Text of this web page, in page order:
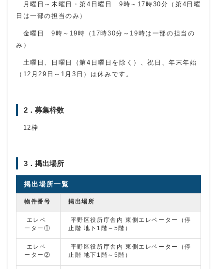
月曜日～木曜日・第4日曜日 9時～17時30分（第4日曜
日は一部の担当のみ）
金曜日 9時～19時（17時30分～19時は一部の担当の
み）
土曜日、日曜日（第4日曜日を除く）、祝日、年末年始
（12月29日～1月3日）は休みです。
2．募集枠数
12枠
3．掲出場所
掲出場所一覧
物件番号 掲出場所
エレベ
ーター①
平野区役所庁舎内 東側エレベーター（停
止階 地下1階～5階）
エレベ
ーター②
平野区役所庁舎内 東側エレベーター（停
止階 地下1階～5階）